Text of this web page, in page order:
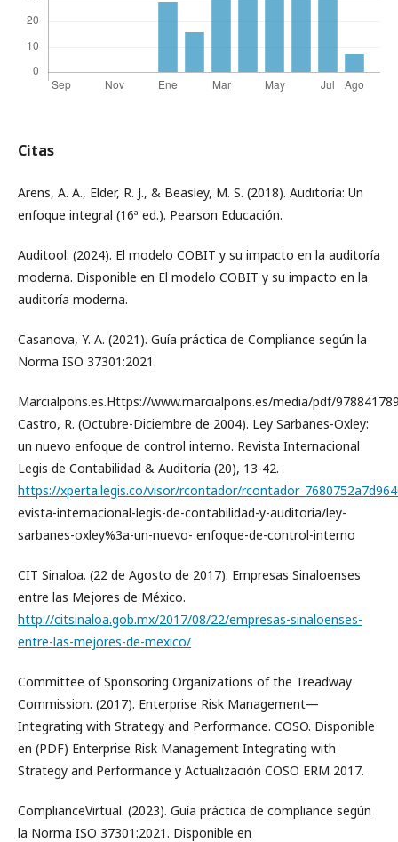
Citas
Arens, A. A., Elder, R. J., & Beasley, M. S. (2018). Auditoría: Un
enfoque integral (16ª ed.). Pearson Educación.
Auditool. (2024). El modelo COBIT y su impacto en la auditoría
moderna. Disponible en El modelo COBIT y su impacto en la
auditoría moderna.
Casanova, Y. A. (2021). Guía práctica de Compliance según la
Norma ISO 37301:2021.
Marcialpons.es.Https://www.marcialpons.es/media/pdf/
Castro, R. (Octubre-Diciembre de 2004). Ley Sarbanes-Oxley:
un nuevo enfoque de control interno. Revista Internacional
Legis de Contabilidad & Auditoría (20), 13-42.
https://xperta.legis.co/visor/rcontador/
evista-internacional-legis-de-contabilidad-y-auditoria/ley-
sarbanes-oxley%3a-un-nuevo- enfoque-de-control-interno
CIT Sinaloa. (22 de Agosto de 2017). Empresas Sinaloenses
entre las Mejores de México.
http://citsinaloa.gob.mx/2017/08/22/empresas-sinaloenses-
entre-las-mejores-de-mexico/
Committee of Sponsoring Organizations of the Treadway
Commission. (2017). Enterprise Risk Management—
Integrating with Strategy and Performance. COSO. Disponible
en (PDF) Enterprise Risk Management Integrating with
Strategy and Performance y Actualización COSO ERM 2017.
ComplianceVirtual. (2023). Guía práctica de compliance según
la Norma ISO 37301:2021. Disponible en